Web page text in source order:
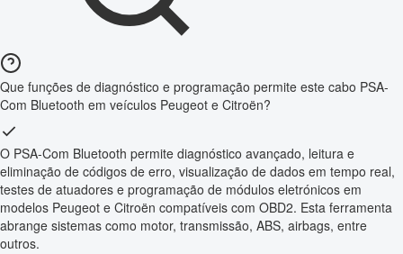
Que funções de diagnóstico e programação permite este cabo PSA-
Com Bluetooth em veículos Peugeot e Citroën?
O PSA-Com Bluetooth permite diagnóstico avançado, leitura e
eliminação de códigos de erro, visualização de dados em tempo real,
testes de atuadores e programação de módulos eletrónicos em
modelos Peugeot e Citroën compatíveis com OBD2. Esta ferramenta
abrange sistemas como motor, transmissão, ABS, airbags, entre
outros.